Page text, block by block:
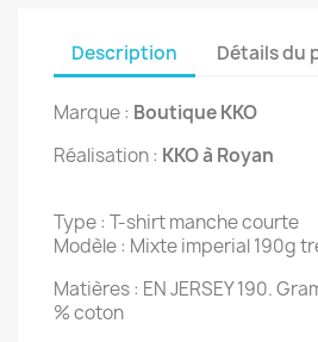
Description Détails du
Marque : Boutique KKO
Réalisation : KKO à Royan
Type : T-shirt manche courte
Modèle : Mixte imperial 190g
Matières : EN JERSEY 190.
% coton